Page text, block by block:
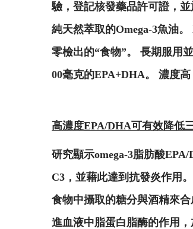
驗，登記核發藥品許可證，
純天然萃取的Omega-3魚油
零檢出的“食物”。 長期服用
00毫克的EPA+DHA。 濃度
高濃度EPA/DHA可有效降低
研究顯示omega-3脂肪酸
C3，並藉此達到抗發炎作用
食物中攝取的糖分與酒精來
進血液中脂蛋白脂酶的作用